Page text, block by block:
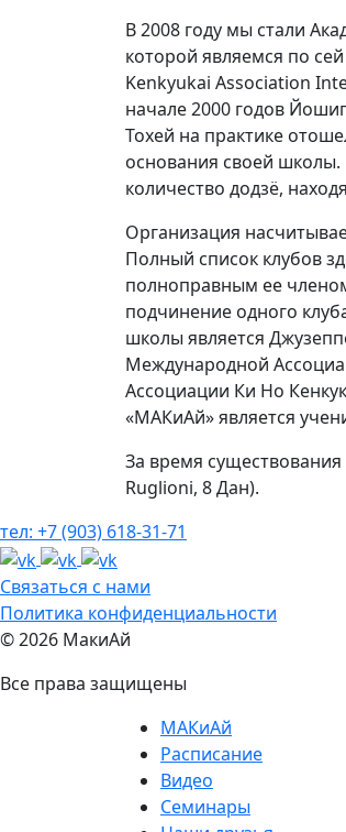
В 2008 году мы стали
которой являемся по
Kenkyukai Association
начале 2000 годов
Тохей на практике
основания своей школы.
количество додзё,
Организация
Полный список клубов
полноправным ее
подчинение одного
школы является
Международной
Ассоциации Ки Но
«МАКиАй» является
За время
Ruglioni, 8 Дан).
тел: +7 (903) 618-31-71
Связаться с нами
Политика конфиденциальности
© 2026 МакиАй
Все права защищены
МАКиАй
Расписание
Видео
Семинары